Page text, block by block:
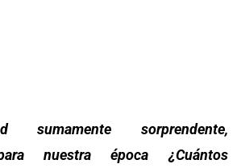
sumamente sorprendente,
nuestra época ¿Cuántos